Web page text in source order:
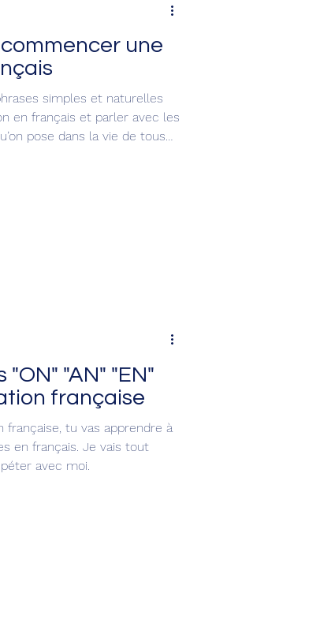
commencer une
simples et naturelles
en français et parler avec les
pose dans la vie de tous
"AN" "EN"
française
tu vas apprendre à
en français. Je vais tout
avec moi.